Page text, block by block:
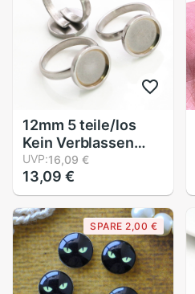
12mm 5 teile/los
Kein Verblassen
Verstärken
Edelstahl
Einstellbare Ring
Einstellungen
leer/Basis, passen
12mm
Glascabochons;
Ring Bezels-I3-64
UVP:16,09 €
13,09 €
SPARE 2,00 €